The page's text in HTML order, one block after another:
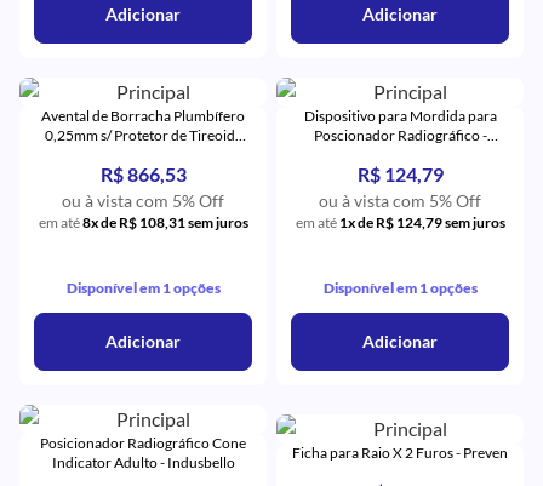
Adicionar Adicionar
Avental de Borracha Plumbífero
0,25mm s/ Protetor de Tireoide
R$ 866,53
ou à vista com 5% Off
em até8x de R$ 108,31 sem juros
Disponível em 1 opções
Adicionar
Dispositivo para Mordida para
Poscionador Radiográfico -
R$ 124,79
ou à vista com 5% Off
em até 1x de R$ 124,79 sem juros
Disponível em 1 opções
Adicionar
Posicionador Radiográfico Cone
Indicator Adulto - Indusbello
Ficha para Raio X 2 Furos - Preven